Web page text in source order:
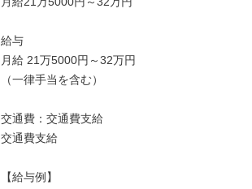
給与
月給 21万5000円～32万円
（一律手当を含む）
交通費：交通費支給
交通費支給
【給与例】